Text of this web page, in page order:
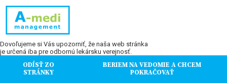
Dovoľujeme si Vás upozorniť, že naša web stránka
je určená iba pre odbornú lekársku verejnosť.
ODÍSŤ ZO
STRÁNKY
BERIEM NA VEDOMIE A CHCEM
POKRAČOVAŤ